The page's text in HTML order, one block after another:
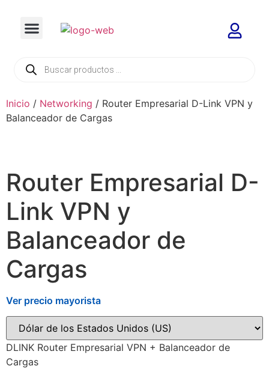
Inicio / Networking / Router Empresarial D-Link VPN y
Balanceador de Cargas
Router Empresarial D-
Link VPN y
Balanceador de
Cargas
Ver precio mayorista
DLINK Router Empresarial VPN + Balanceador de
Cargas